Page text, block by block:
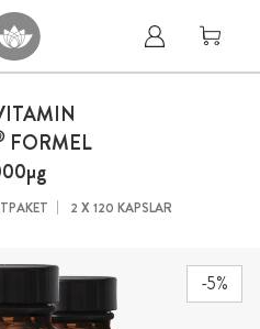
-5%
FORMEL
2 X 120 KAPSLAR